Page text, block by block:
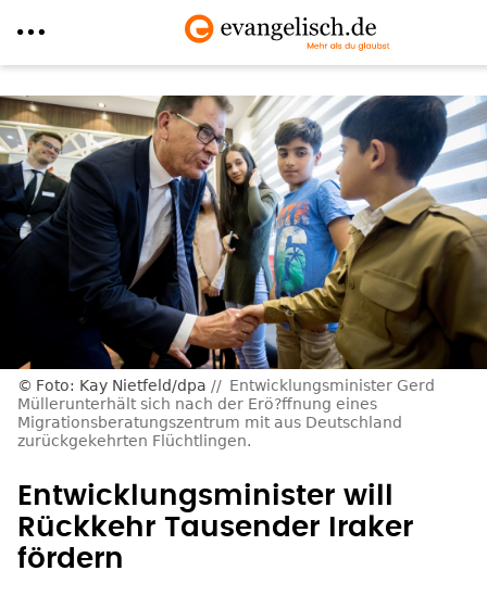
zum
Inhalt
Foto: Kay Nietfeld/dpa
Entwicklungsminister Gerd
Müllerunterhält sich nach der Erö?ffnung eines
Migrationsberatungszentrum mit aus Deutschland
zurückgekehrten Flüchtlingen.
Entwicklungsminister will
Rückkehr Tausender Iraker
fördern